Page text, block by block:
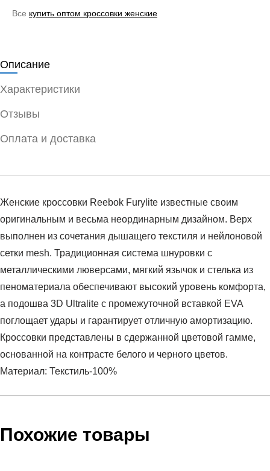
Все купить оптом кроссовки женские
Описание
Характеристики
Отзывы
Оплата и доставка
Женские кроссовки Reebok Furylite известные своим
оригинальным и весьма неординарным дизайном. Верх
выполнен из сочетания дышащего текстиля и нейлоновой
сетки mesh. Традиционная система шнуровки с
металлическими люверсами, мягкий язычок и стелька из
пеноматериала обеспечивают высокий уровень комфорта,
а подошва 3D Ultralite с промежуточной вставкой EVA
поглощает удары и гарантирует отличную амортизацию.
Кроссовки представлены в сдержанной цветовой гамме,
основанной на контрасте белого и черного цветов.
Материал: Текстиль-100%
BLACK/WHITE
Инструкция по оплате есть в самом конце счета, который
Похожие товары